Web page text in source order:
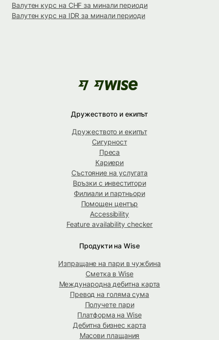
Валутен курс на CHF за минали периоди
Валутен курс на IDR за минали периоди
Дружеството и екипът
Дружеството и екипът
Сигурност
Преса
Кариери
Състояние на услугата
Връзки с инвеститори
Филиали и партньори
Помощен център
Accessibility
Feature availability checker
Продукти на Wise
Изпращане на пари в чужбина
Сметка в Wise
Международна дебитна карта
Превод на голяма сума
Получете пари
Платформа на Wise
Дебитна бизнес карта
Масови плащания